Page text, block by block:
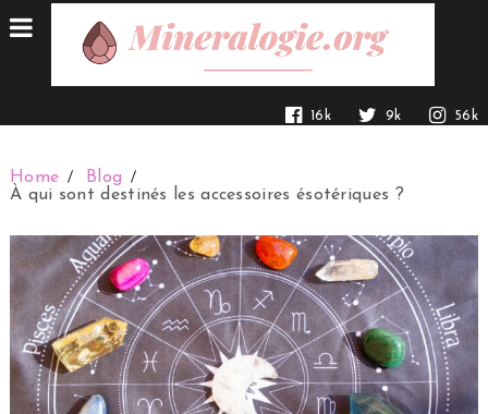
16k 9k 56k
Home
Blog
À qui sont destinés les accessoires ésotériques ?